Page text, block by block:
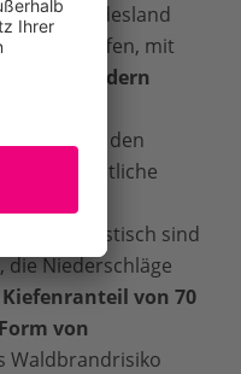
das Bundesland
betroffen, mit
Kiefernwäldern
sich aus den
die forstliche
Charakteristisch sind
die Niederschläge
von 70
von
Waldbrandrisiko